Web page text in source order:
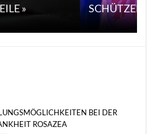
»
SCHÜTZEN
BEI DER
ROSAZEA